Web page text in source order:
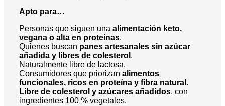
Apto para…
Personas que siguen una alimentación keto,
vegana o alta en proteínas.
Quienes buscan panes artesanales sin azúcar
añadida y libres de colesterol .
Naturalmente libre de lactosa.
Consumidores que priorizan alimentos
funcionales, ricos en proteína y fibra natural .
Libre de colesterol y azúcares añadidos, con
ingredientes 100 % vegetales.